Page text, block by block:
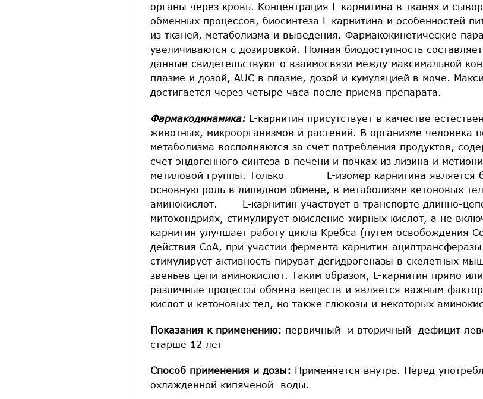
органы через кровь. Концентрация L-карнитина в тканях и
обменных процессов, биосинтеза L-карнитина и особенностей
из тканей, метаболизма и выведения. Фармакокинетические
увеличиваются с дозировкой. Полная биодоступность
данные свидетельствуют о взаимосвязи между максимальной
плазме и дозой, AUC в плазме, дозой и кумуляцией в моче.
достигается через четыре часа после приема препарата.
Фармакодинамика: L-карнитин присутствует в качестве
животных, микроорганизмов и растений. В организме человека
метаболизма восполняются за счет потребления продуктов,
счет эндогенного синтеза в печени и почках из лизина и
метиловой группы. Только L-изомер карнитина является
основную роль в липидном обмене, в метаболизме кетоновых
аминокислот. L-карнитин участвует в транспорте длинно-
митохондриях, стимулирует окисление жирных кислот, а не
карнитин улучшает работу цикла Кребса (путем освобождения
действия СоА, при участии фермента карнитин-
стимулирует активность пируват дегидрогеназы в скелетных
звеньев цепи аминокислот. Таким образом, L-карнитин прямо
различные процессы обмена веществ и является важным
кислот и кетоновых тел, но также глюкозы и некоторых
Показания к применению: первичный и вторичный дефицит
старше 12 лет
Способ применения и дозы: Применяется внутрь. Перед
охлажденной кипяченой воды.